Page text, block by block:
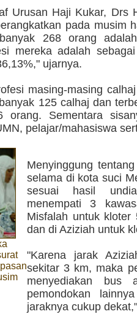
Urusan Haji Kukar, Drs
pada musim
268 orang
mereka adalah
ujarnya.
masing-masing
125 calhaj dan
orang. Sementara
pelajar/mahasiswa
Menyinggung
selama di kota suci
sesuai hasil
menempati 3
Misfalah untuk
dan di Aziziah untuk
"Karena jarak
sekitar 3 km, maka
menyediakan bus
pemondokan
jaraknya cukup